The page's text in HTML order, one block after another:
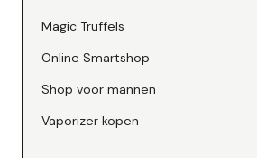
Magic Truffels
Online Smartshop
Shop voor mannen
Vaporizer kopen